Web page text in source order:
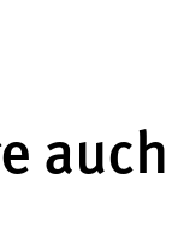
auch